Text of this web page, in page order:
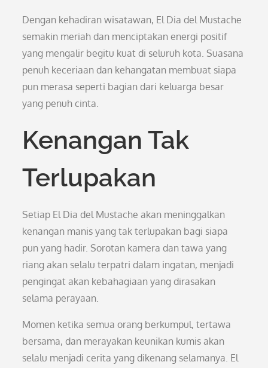
Dengan kehadiran wisatawan, El Dia del Mustache
semakin meriah dan menciptakan energi positif
yang mengalir begitu kuat di seluruh kota. Suasana
penuh keceriaan dan kehangatan membuat siapa
pun merasa seperti bagian dari keluarga besar
yang penuh cinta.
Kenangan Tak
Terlupakan
Setiap El Dia del Mustache akan meninggalkan
kenangan manis yang tak terlupakan bagi siapa
pun yang hadir. Sorotan kamera dan tawa yang
riang akan selalu terpatri dalam ingatan, menjadi
pengingat akan kebahagiaan yang dirasakan
selama perayaan.
Momen ketika semua orang berkumpul, tertawa
bersama, dan merayakan keunikan kumis akan
selalu menjadi cerita yang dikenang selamanya. El